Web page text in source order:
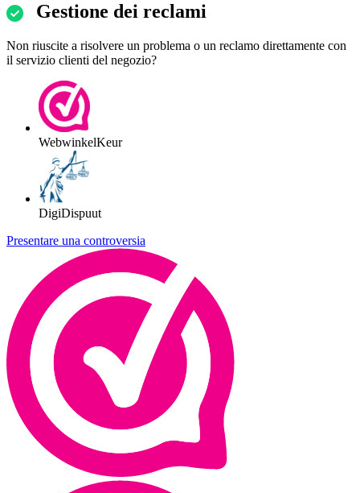
Gestione dei reclami
Non riuscite a risolvere un problema o un reclamo direttamente con
il servizio clienti del negozio?
WebwinkelKeur
DigiDispuut
Presentare una controversia